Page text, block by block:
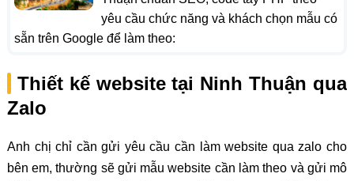
yêu cầu chức năng và khách chọn mẫu có
sẵn trên Google để làm theo:
Thiết kế website tại Ninh Thuận qua
Zalo
Anh chị chỉ cần gửi yêu cầu cần làm website qua zalo cho
bên em, thường sẽ gửi mẫu website cần làm theo và gửi mô